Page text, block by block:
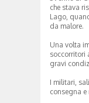
che stava
Lago,
da malore.
Una volta
soccorritori
gravi
I militari,
consegna e